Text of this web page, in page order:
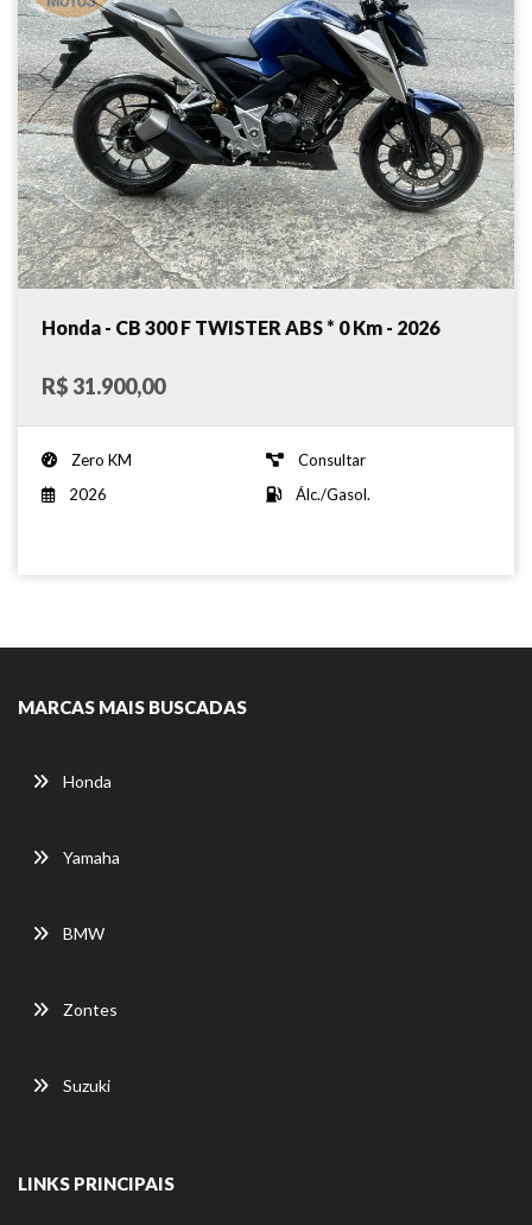
Honda - CB 300 F TWISTER ABS * 0 Km - 2026
R$ 31.900,00
Zero KM
Consultar
2026
Álc./Gasol.
MARCAS MAIS BUSCADAS
Honda
Yamaha
BMW
Zontes
Suzuki
LINKS PRINCIPAIS